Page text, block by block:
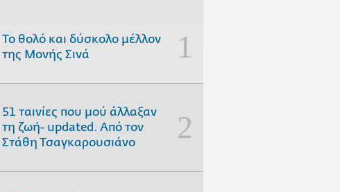
Το θολό και δύσκολο μέλλον
της Μονής Σινά
51 ταινίες που μού άλλαξαν
τη ζωή- updated. Aπό τον
Στάθη Τσαγκαρουσιάνο